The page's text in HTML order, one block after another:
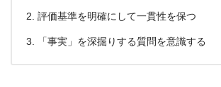
評価基準を明確にして一貫性を保つ
「事実」を深掘りする質問を意識する